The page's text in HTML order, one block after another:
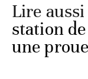
Lire aussi
station
une